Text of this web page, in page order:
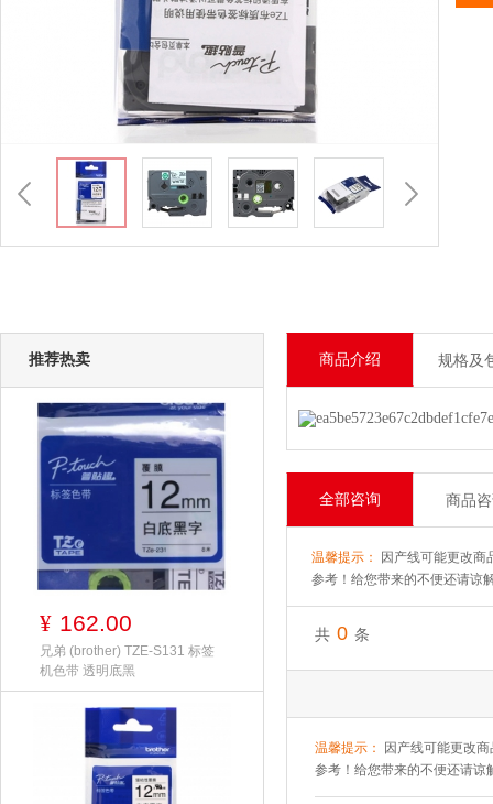
推荐热卖
¥ 162.00
兄弟 (brother) TZE-S131 标签
机色带 透明底黑
商品介绍 规格及
全部咨询 商品
温馨提示：
因产线可能更改商
参考！给您带来的不便还请谅
共 0 条
温馨提示：
因产线可能更改
参考！给您带来的不便还请谅